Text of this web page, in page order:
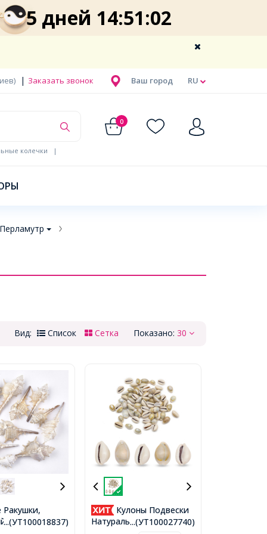
5 дней 14:51:01
RU
Ваш город
| Заказать звонок
0
колечки
|
Показано: 30
Вид: Список Сетка
...(УТ100018837)
Ракушки,
Белый, 57-
...(УТ100027740)
Кулоны Подвески
Натуральные Морские